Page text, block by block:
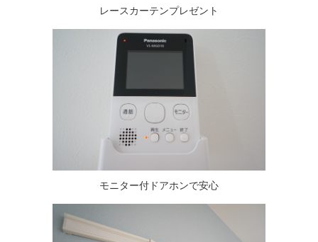
レースカーテンプレゼント
モニター付ドアホンで安心